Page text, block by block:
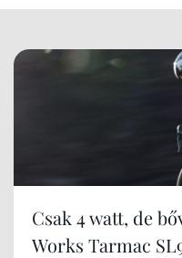
Csak 4 watt, de
Works Tarmac